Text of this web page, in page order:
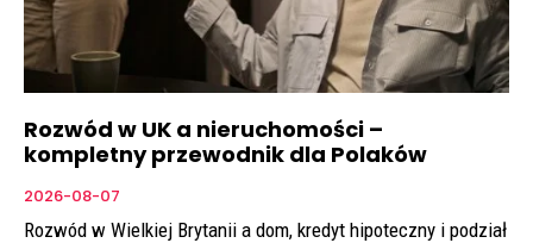
Rozwód w UK a nieruchomości –
kompletny przewodnik dla Polaków
2026-08-07
Rozwód w Wielkiej Brytanii a dom, kredyt hipoteczny i podział